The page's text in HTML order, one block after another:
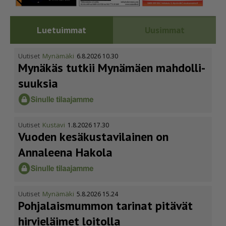
Luetuimmat Uusimmat
Uutiset Mynämäki 6.8.2026 10.30
Mynäkäs tutkii Mynämäen mahdol­li­
suuksia
Uutiset Kustavi 1.8.2026 17.30
Vuoden kesäkus­ta­vi­lainen on
Annaleena Hakola
Uutiset Mynämäki 5.8.2026 15.24
Pohja­lais­mummon tarinat pitävät
hirvieläimet loitolla